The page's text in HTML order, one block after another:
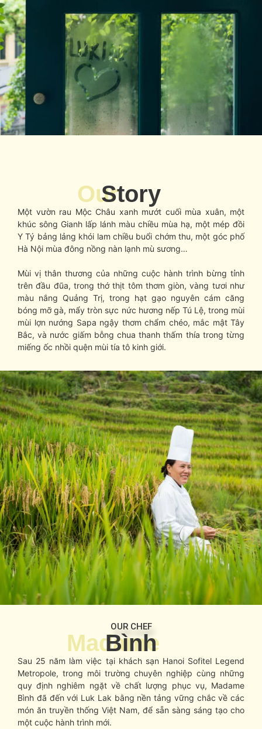
OurStory
Một vườn rau Mộc Châu xanh mướt cuối mùa xuân, một
khúc sông Gianh lấp lánh màu chiều mùa hạ, một mép đồi
Y Tý bảng lảng khói lam chiều buổi chớm thu, một góc phố
Hà Nội mùa đông nồng nàn lạnh mù sương…
Mùi vị thân thương của những cuộc hành trình bừng tỉnh
trên đầu đũa, trong thớ thịt tôm thơm giòn, vàng tươi như
màu nắng Quảng Trị, trong hạt gạo nguyên cám căng
bóng mỡ gà, mẩy tròn sực nức hương nếp Tú Lệ, trong mùi
mùi lợn nướng Sapa ngậy thơm chẩm chéo, mắc mật Tây
Bắc, và nước giấm bỗng chua thanh thấm thía trong từng
miếng ốc nhồi quện mùi tía tô kinh giới.
OUR CHEF
Madame
Bình
Sau 25 năm làm việc tại khách sạn Hanoi Sofitel Legend
Metropole, trong môi trường chuyên nghiệp cùng những
quy định nghiêm ngặt về chất lượng phục vụ, Madame
Bình đã đến với Luk Lak bằng nền tảng vững chắc về các
món ăn truyền thống Việt Nam, để sẵn sàng sáng tạo cho
một cuộc hành trình mới.